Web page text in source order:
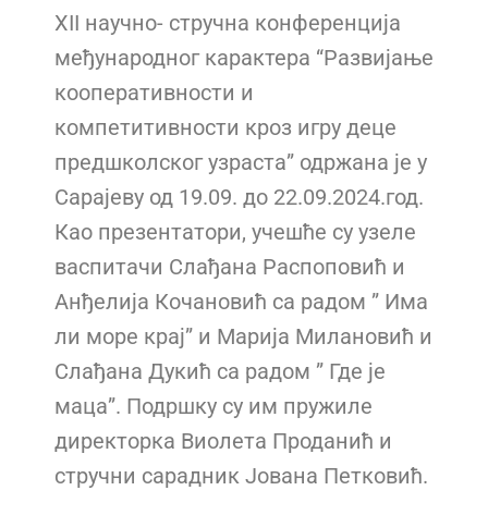
XII научно- стручна конференција
међународног карактера “Развијање
кооперативности и
компетитивности кроз игру деце
предшколског узраста” одржана је у
Сарајеву од 19.09. до 22.09.2024.год.
Као презентатори, учешће су узеле
васпитачи Слађана Распоповић и
Анђелија Кочановић са радом ” Има
ли море крај” и Марија Милановић и
Слађана Дукић са радом ” Где је
маца”. Подршку су им пружиле
директорка Виолета Проданић и
стручни сарадник Јована Петковић.